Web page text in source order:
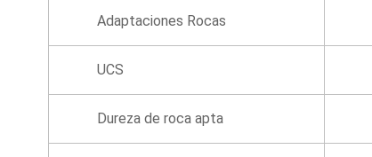
Adaptaciones Rocas
UCS
Dureza de roca apta